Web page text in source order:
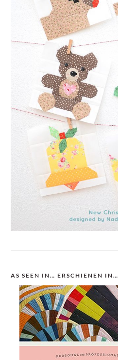
AS SEEN IN… ERSCHIENEN IN…